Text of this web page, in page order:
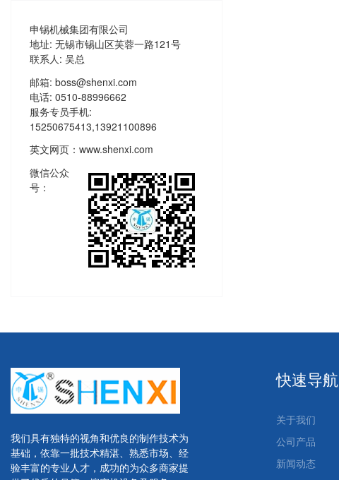
申锡机械集团有限公司
地址: 无锡市锡山区芙蓉一路121号
联系人: 吴总
邮箱: boss@shenxi.com
电话: 0510-88996662
服务专员手机:
15250675413,13921100896
英文网页： www.shenxi.com
微信公众
号：
我们具有独特的视角和优良的制作技术为
基础，依靠一批技术精湛、熟悉市场、经
验丰富的专业人才，成功的为众多商家提
快速导航
关于我们
公司产品
新闻动态